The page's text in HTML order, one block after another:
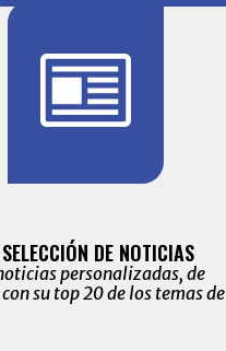
DE NOTICIAS
personalizadas, de
su top 20 de los temas de